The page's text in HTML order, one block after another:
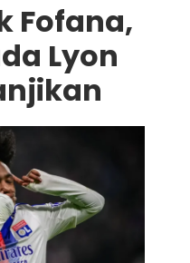
Fofana,
Lyon